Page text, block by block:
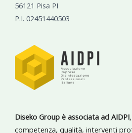
56121 Pisa PI
P.I. 02451440503
Diseko Group è associata ad AIDPI
competenza, qualità, interventi